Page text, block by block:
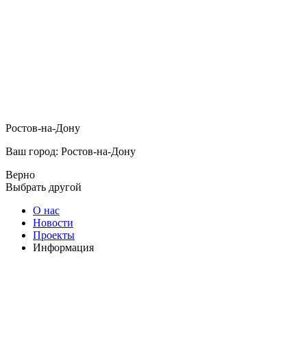
Ростов-на-Дону
Ваш город: Ростов-на-Дону
Верно
Выбрать другой
О нас
Новости
Проекты
Информация